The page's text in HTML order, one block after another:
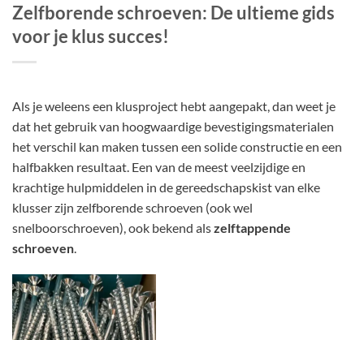
Zelfborende schroeven: De ultieme gids
voor je klus succes!
Als je weleens een klusproject hebt aangepakt, dan weet je
dat het gebruik van hoogwaardige bevestigingsmaterialen
het verschil kan maken tussen een solide constructie en een
halfbakken resultaat. Een van de meest veelzijdige en
krachtige hulpmiddelen in de gereedschapskist van elke
klusser zijn zelfborende schroeven (ook wel
snelboorschroeven), ook bekend alszelftappende
schroeven